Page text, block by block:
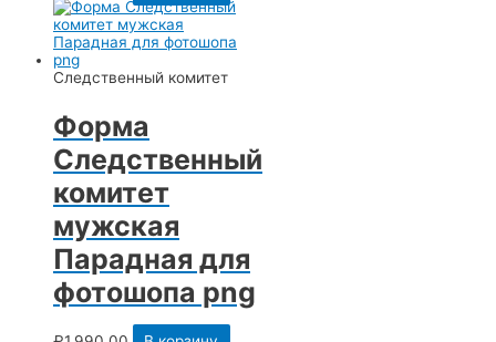
Следственный комитет
Форма
Следственный
комитет
мужская
Парадная для
фотошопа png